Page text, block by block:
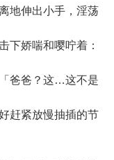
地伸出小手，淫荡
下娇喘和嘤咛着：
爸爸？这…这不是
赶紧放慢抽插的节